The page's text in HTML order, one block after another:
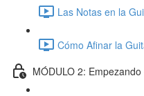
Las Notas en la
Cómo Afinar la
MÓDULO 2: